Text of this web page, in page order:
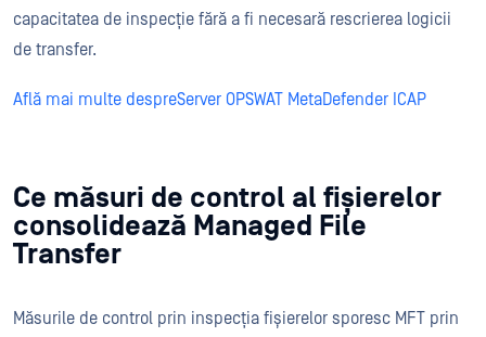
capacitatea de inspecție fără a fi necesară rescrierea logicii
de transfer.
Află mai multe despreServer OPSWAT MetaDefender ICAP
Ce măsuri de control al fișierelor
consolidează Managed File
Transfer
Măsurile de control prin inspecția fișierelor sporesc MFT prin